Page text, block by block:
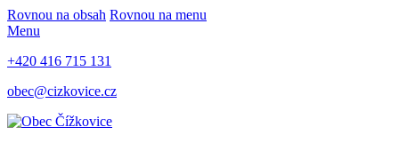
Rovnou na obsah Rovnou na menu
Menu
+420 416 715 131
obec@cizkovice.cz